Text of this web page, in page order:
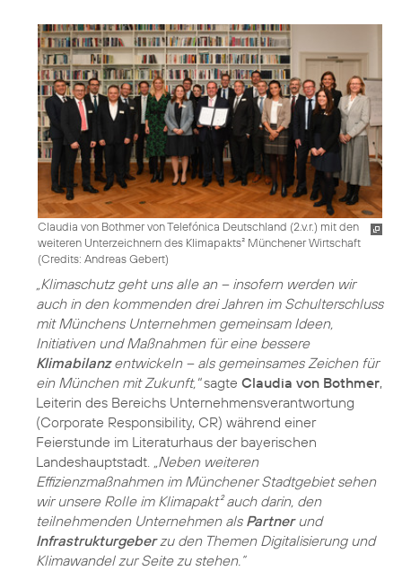
Claudia von Bothmer von Telefónica Deutschland (2.v.r.) mit den
weiteren Unterzeichnern des Klimapakts² Münchener Wirtschaft
(Credits: Andreas Gebert)
„Klimaschutz geht uns alle an – insofern werden wir
auch in den kommenden drei Jahren im Schulterschluss
mit Münchens Unternehmen gemeinsam Ideen,
Initiativen und Maßnahmen für eine bessere
Klimabilanzentwickeln – als gemeinsames Zeichen für
ein München mit Zukunft,"sagte Claudia von Bothmer,
Leiterin des Bereichs Unternehmensverantwortung
(Corporate Responsibility, CR) während einer
Feierstunde im Literaturhaus der bayerischen
Landeshauptstadt. „Neben weiteren
Effizienzmaßnahmen im Münchener Stadtgebiet sehen
wir unsere Rolle im Klimapakt² auch darin, den
teilnehmenden Unternehmen als Partnerund
Infrastrukturgeberzu den Themen Digitalisierung und
Klimawandel zur Seite zu stehen.“